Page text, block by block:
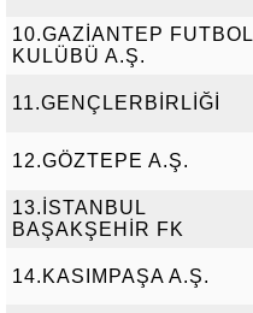
10.GAZİANTEP FUTBOL
KULÜBÜ A.Ş.
11.GENÇLERBİRLİĞİ
12.GÖZTEPE A.Ş.
13.İSTANBUL
BAŞAKŞEHİR FK
14.KASIMPAŞA A.Ş.